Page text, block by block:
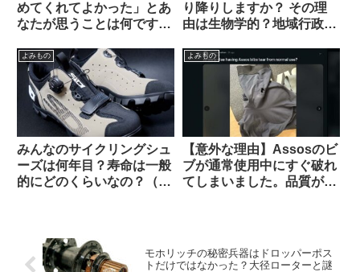
めてくれてよかった」とあ
なたが思うことは何ですか
り降りしますか？ その理
由は生物学的？地域行政
板から】
よみもの
みんなのサイクリングシュ
ーズは何年目？寿命は一般
的にどのくらいなの？（海
よみもの
【意外な理由】Assosのビ
ブが通常使用中にすぐ破れ
てしまいました。品質が落
モホリッチの秘密兵器はドロッパーポス
トだけではなかった？大径ローターと謎